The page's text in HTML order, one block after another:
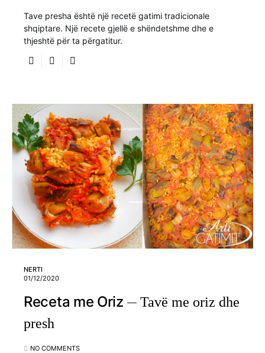
Tave presha është një recetë gatimi tradicionale
shqiptare. Një recete gjellë e shëndetshme dhe e
thjeshtë për ta përgatitur.
NERTI
01/12/2020
Receta me Oriz
Tavë me oriz dhe
presh
NO COMMENTS